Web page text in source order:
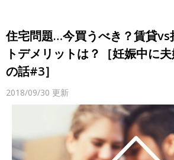
住宅問題…今買うべき？賃貸vs
トデメリットは？［妊娠中に
の話#3］
2018/09/30 更新